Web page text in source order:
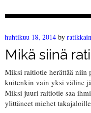
huhtikuu 18, 2014 by
Mikä siinä
Miksi raitiotie herättää niin
kuitenkin vain yksi väline
Miksi juuri raitiotie saa
ylittäneet miehet